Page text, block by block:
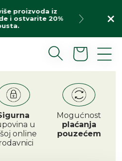
proizvoda iz
i ostvarite 20%
u
online
Mogućnost
plaćanja
pouzećem